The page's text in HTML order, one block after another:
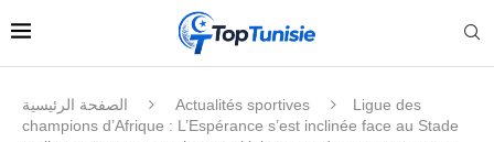
الصفحة الرئيسية Actualités sportives
Ligue des
champions d’Afrique : L’Espérance s’est inclinée face au Stade